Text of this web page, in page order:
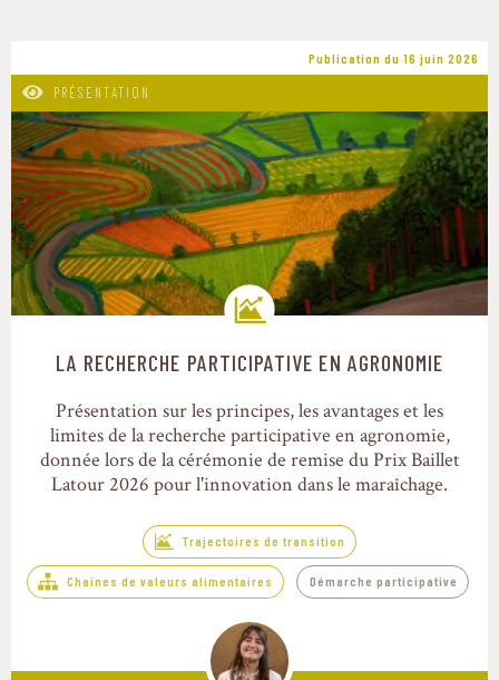
Publication du 16 juin 2026
PRÉSENTATION
LA RECHERCHE PARTICIPATIVE EN AGRONOMIE
Présentation sur les principes, les avantages et les
limites de la recherche participative en agronomie,
donnée lors de la cérémonie de remise du Prix Baillet
Latour 2026 pour l'innovation dans le maraîchage.
Trajectoires de transition
Chaînes de valeurs alimentaires Démarche participative